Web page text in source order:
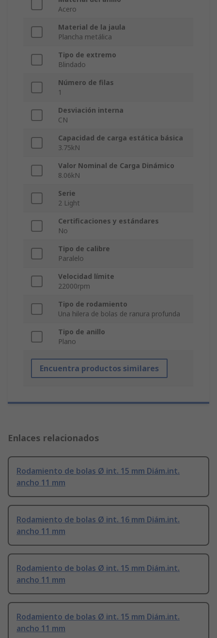
Acero
Material de la jaula
Plancha metálica
Tipo de extremo
Blindado
Número de filas
1
Desviación interna
CN
Capacidad de carga estática básica
3.75kN
Valor Nominal de Carga Dinámico
8.06kN
Serie
2 Light
Certificaciones y estándares
No
Tipo de calibre
Paralelo
Velocidad límite
22000rpm
Tipo de rodamiento
Una hilera de bolas de ranura profunda
Tipo de anillo
Plano
Encuentra productos similares
Enlaces relacionados
Rodamiento de bolas Ø int. 15 mm Diám.int.
ancho 11 mm
Rodamiento de bolas Ø int. 16 mm Diám.int.
ancho 11 mm
Rodamiento de bolas Ø int. 15 mm Diám.int.
ancho 11 mm
Rodamiento de bolas Ø int. 15 mm Diám.int.
ancho 11 mm